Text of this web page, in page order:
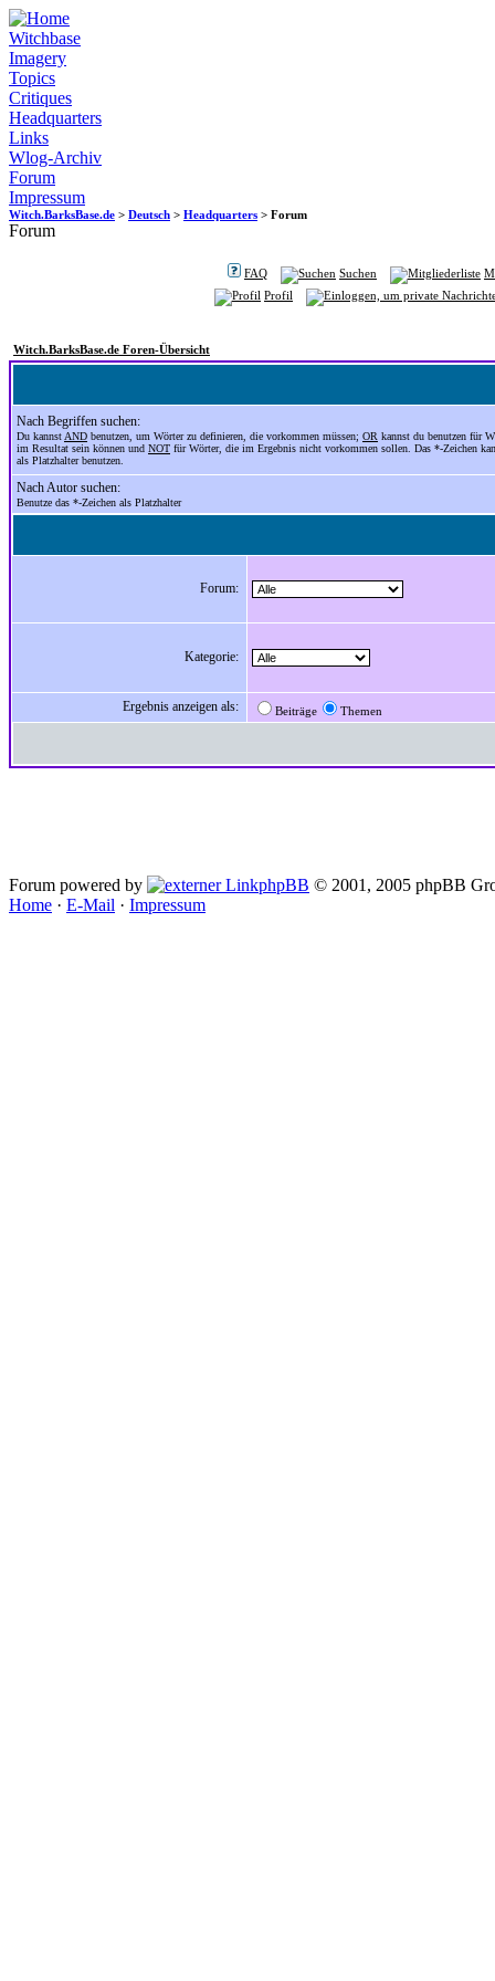
Witchbase
Imagery
Topics
Critiques
Headquarters
Links
Wlog-Archiv
Forum
Impressum
Witch.BarksBase.de > Deutsch > Headquarters > Forum
Forum
FAQ Suchen
Profil
Witch.BarksBase.de Foren-Übersicht
Nach Begriffen suchen:
Du kannst AND benutzen, um Wörter zu definieren, die vorkommen müssen; OR kannst du benutzen für
im Resultat sein können und NOT für Wörter, die im Ergebnis nicht vorkommen sollen. Das *-Zeichen
als Platzhalter benutzen.
Nach Autor suchen:
Benutze das *-Zeichen als Platzhalter
Forum:
Kategorie:
Ergebnis anzeigen als: Beiträge Themen
Forum powered by phpBB © 2001, 2005 phpBB
Home · E-Mail · Impressum